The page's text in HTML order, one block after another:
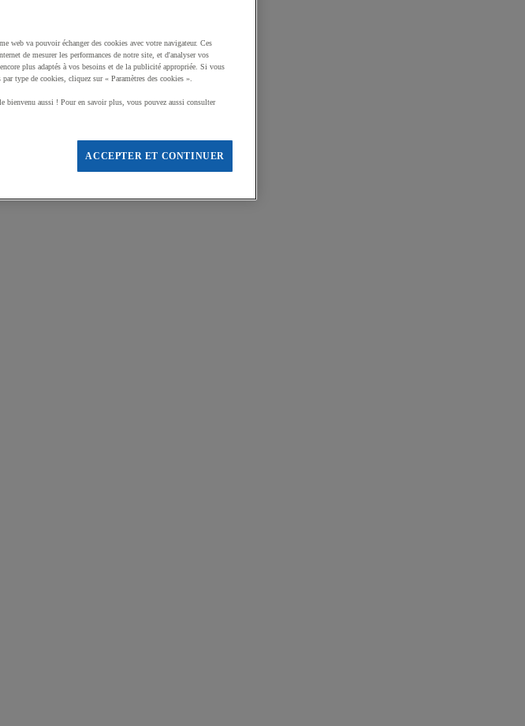
web va pouvoir échanger des cookies avec votre navigateur. Ces
de mesurer les performances de notre site, et d'analyser vos
plus adaptés à vos besoins et de la publicité appropriée. Si vous
type de cookies, cliquez sur « Paramètres des cookies ».
bienvenu aussi ! Pour en savoir plus, vous pouvez aussi consulter
ACCEPTER ET CONTINUER